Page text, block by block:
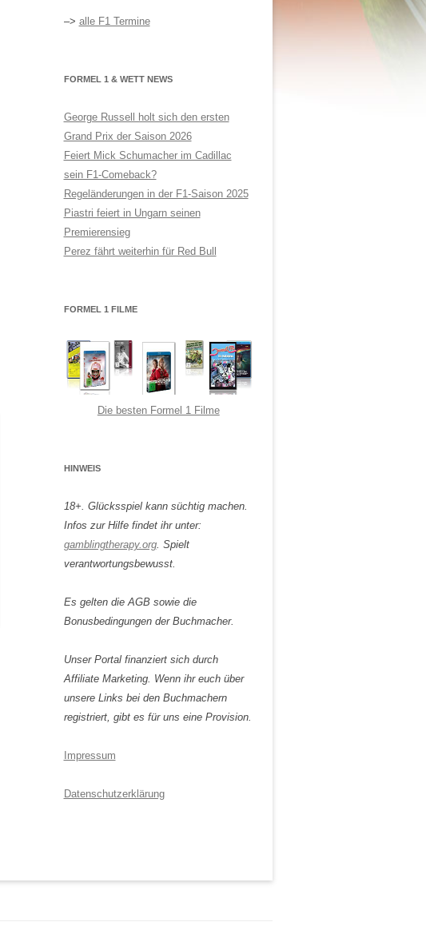
–> alle F1 Termine
FORMEL 1 & WETT NEWS
George Russell holt sich den ersten
Grand Prix der Saison 2026
Feiert Mick Schumacher im Cadillac
sein F1-Comeback?
Regeländerungen in der F1-Saison 2025
Piastri feiert in Ungarn seinen
Premierensieg
Perez fährt weiterhin für Red Bull
FORMEL 1 FILME
Die besten Formel 1 Filme
HINWEIS
18+. Glücksspiel kann süchtig machen.
Infos zur Hilfe findet ihr unter:
gamblingtherapy.org. Spielt
verantwortungsbewusst.
Es gelten die AGB sowie die
Bonusbedingungen der Buchmacher.
Unser Portal finanziert sich durch
Affiliate Marketing. Wenn ihr euch über
unsere Links bei den Buchmachern
registriert, gibt es für uns eine Provision.
Impressum
Datenschutzerklärung